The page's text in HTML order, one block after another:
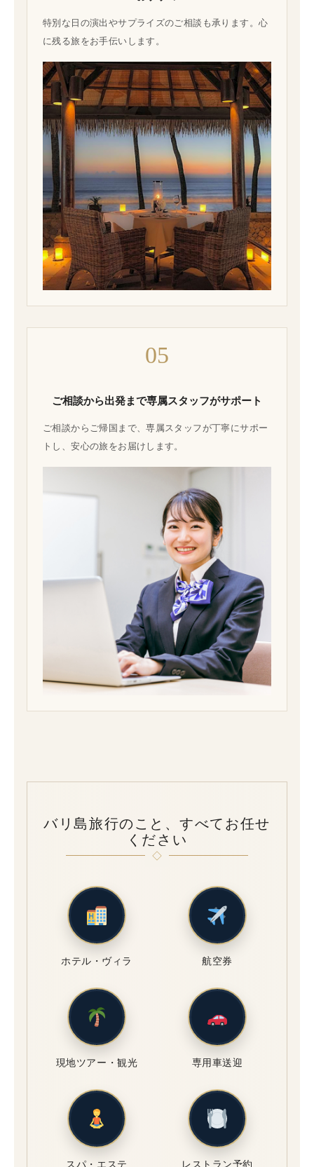
特別な日の演出やサプライズのご相談も承ります。心
に残る旅をお手伝いします。
05
ご相談から出発まで専属スタッフがサポート
ご相談からご帰国まで、専属スタッフが丁寧にサポー
トし、安心の旅をお届けします。
バリ島旅行のこと、すべてお任せ
ください
ホテル・ヴィラ 航空券
現地ツアー・観光 専用車送迎
スパ・エステ レストラン予約